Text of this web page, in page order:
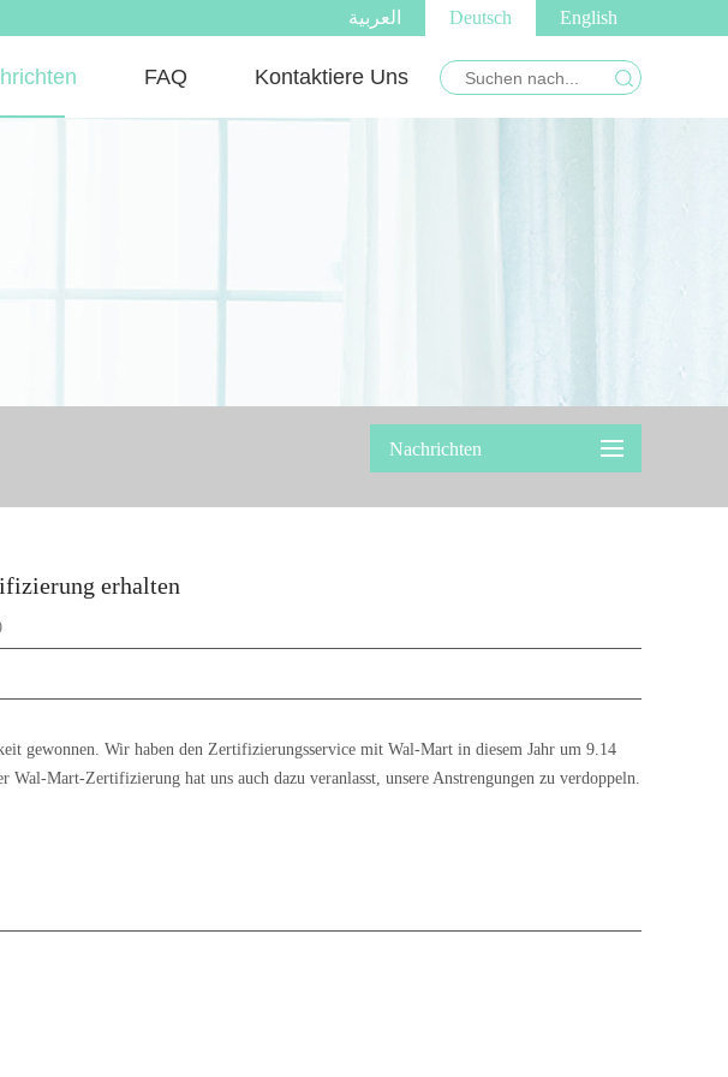
English
Deutsch العربية
FAQ Kontaktiere Uns
Nachrichten
erhalten
gewonnen. Wir haben den Zertifizierungsservice mit Wal-Mart in diesem Jahr um 9.14
Mart-Zertifizierung hat uns auch dazu veranlasst, unsere Anstrengungen zu verdoppeln.